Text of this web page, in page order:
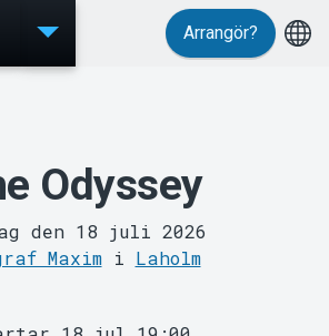
Arrangör?
Odyssey
den 18 juli 2026
Maximi Laholm